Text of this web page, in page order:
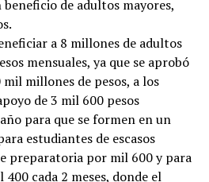
de adultos mayores,
a 8 millones de adultos
mensuales, ya que se aprobó
millones de pesos, a los
de 3 mil 600 pesos
para que se formen en un
estudiantes de escasos
preparatoria por mil 600 y para
cada 2 meses, donde el